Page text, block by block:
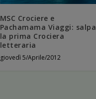
MSC Crociere e
Pachamama Viaggi: salpa
la prima Crociera
letteraria
giovedì 5/Aprile/2012